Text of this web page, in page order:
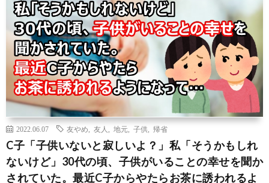
2022.06.07 友やめ 友人 地元 子供 帰省
C子「子供いないと寂しいよ？」私「そうかもしれ
ないけど」30代の頃、子供がいることの幸せを聞か
されていた。最近C子からやたらお茶に誘われるよ